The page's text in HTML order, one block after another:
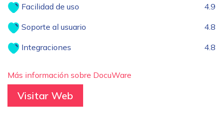
Facilidad de uso 4.9
Soporte al usuario 4.8
Integraciones 4.8
Más información sobre DocuWare
Visitar Web